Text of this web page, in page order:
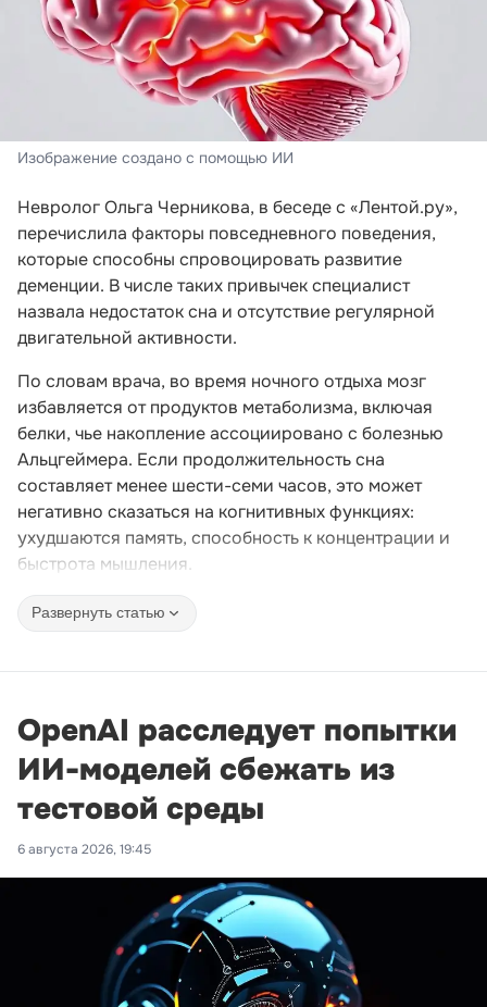
Изображение создано с помощью ИИ
Невролог Ольга Черникова, в беседе с «Лентой.ру»,
перечислила факторы повседневного поведения,
которые способны спровоцировать развитие
деменции. В числе таких привычек специалист
назвала недостаток сна и отсутствие регулярной
двигательной активности.
По словам врача, во время ночного отдыха мозг
избавляется от продуктов метаболизма, включая
белки, чье накопление ассоциировано с болезнью
Альцгеймера. Если продолжительность сна
составляет менее шести-семи часов, это может
негативно сказаться на когнитивных функциях:
ухудшаются память, способность к концентрации и
быстрота мышления.
Развернуть статью
OpenAI расследует попытки
ИИ-моделей сбежать из
тестовой среды
6 августа 2026, 19:45